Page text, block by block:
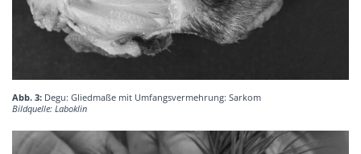
Abb. 3: Degu: Gliedmaße mit Umfangsvermehrung: Sarkom
Bildquelle: Laboklin